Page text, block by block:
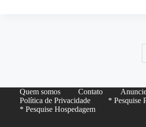
Quem somos Contato
Política de Privacidade
* Pesquise
* Pesquise Hospedagem